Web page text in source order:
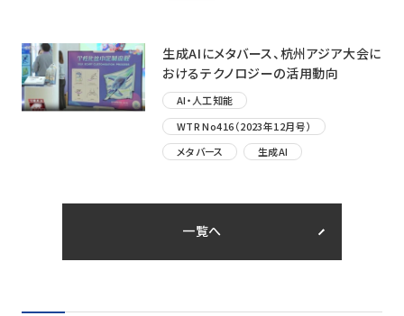
生成AIにメタバース、杭州アジア大会に
おけるテクノロジーの活用動向
AI・人工知能
WTR No416（2023年12月号）
メタバース
生成AI
一覧へ